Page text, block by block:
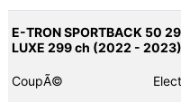
E-TRON SPORTBACK 50
LUXE 299 ch (2022 - 2023)
CoupÃ©